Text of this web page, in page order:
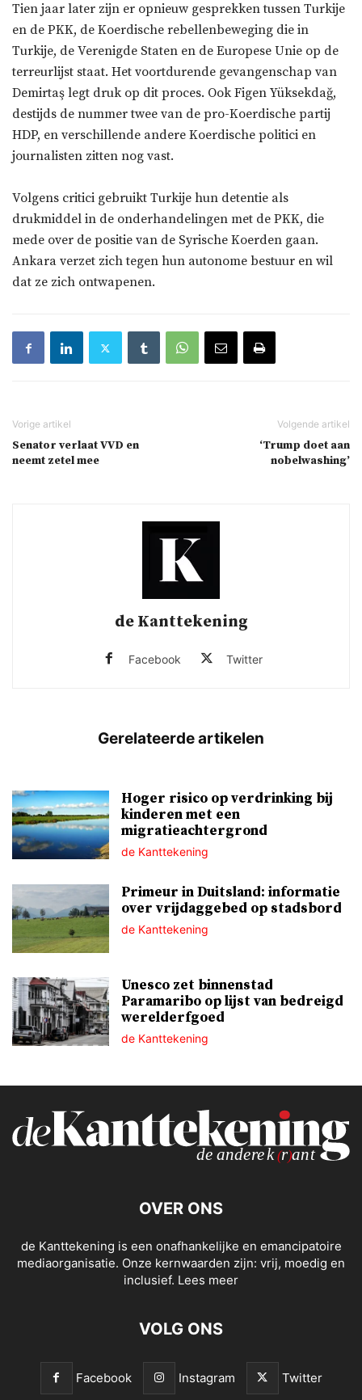
Tien jaar later zijn er opnieuw gesprekken tussen Turkije
en de PKK, de Koerdische rebellenbeweging die in
Turkije, de Verenigde Staten en de Europese Unie op de
terreurlijst staat. Het voortdurende gevangenschap van
Demirtaş legt druk op dit proces. Ook Figen Yüksekdağ,
destijds de nummer twee van de pro-Koerdische partij
HDP, en verschillende andere Koerdische politici en
journalisten zitten nog vast.
Volgens critici gebruikt Turkije hun detentie als
drukmiddel in de onderhandelingen met de PKK, die
mede over de positie van de Syrische Koerden gaan.
Ankara verzet zich tegen hun autonome bestuur en wil
dat ze zich ontwapenen.
Senator verlaat VVD en
neemt zetel mee
‘Trump doet aan
nobelwashing’
de Kanttekening
Facebook Twitter
Hoger risico op verdrinking bij
kinderen met een
migratieachtergrond
de Kanttekening
Primeur in Duitsland: informatie
over vrijdaggebed op stadsbord
de Kanttekening
Unesco zet binnenstad
Paramaribo op lijst van bedreigd
werelderfgoed
de Kanttekening
OVER ONS
de Kanttekening is een onafhankelijke en emancipatoire
mediaorganisatie. Onze kernwaarden zijn: vrij, moedig en
inclusief. Lees meer
VOLG ONS
Facebook Instagram Twitter